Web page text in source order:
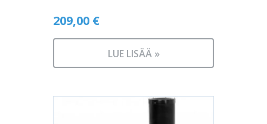
209,00 €
LUE LISÄÄ »